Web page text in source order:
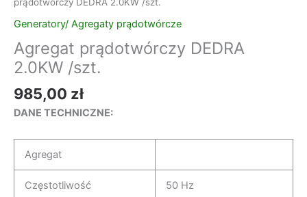
Generatory/ Agregaty prądotwórcze
Agregat prądotwórczy DEDRA
2.0KW /szt.
985,00 zł
DANE TECHNICZNE:
Agregat
Częstotliwość 50 Hz